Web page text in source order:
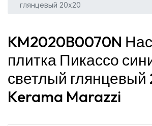
глянцевый 20x20
KM2020B0070N
плитка Пикассо
светлый глянцевый
Kerama Marazzi